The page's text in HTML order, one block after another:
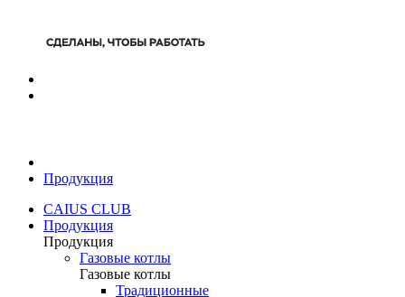
Продукция
CAIUS CLUB
Продукция
Продукция
Газовые котлы
Газовые котлы
Традиционные